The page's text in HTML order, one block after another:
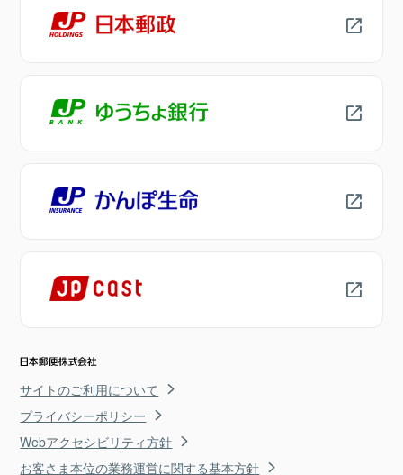
サイトのご利用について
プライバシーポリシー
Webアクセシビリティ方針
お客さま本位の業務運営に関する基本方針